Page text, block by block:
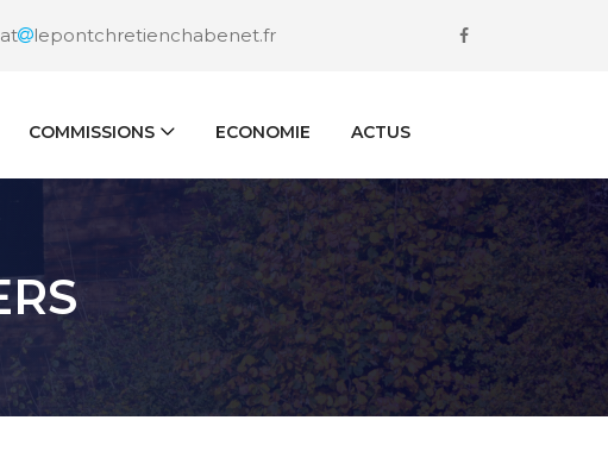
lepontchretienchabenet.fr
COMMISSIONS ECONOMIE ACTUS